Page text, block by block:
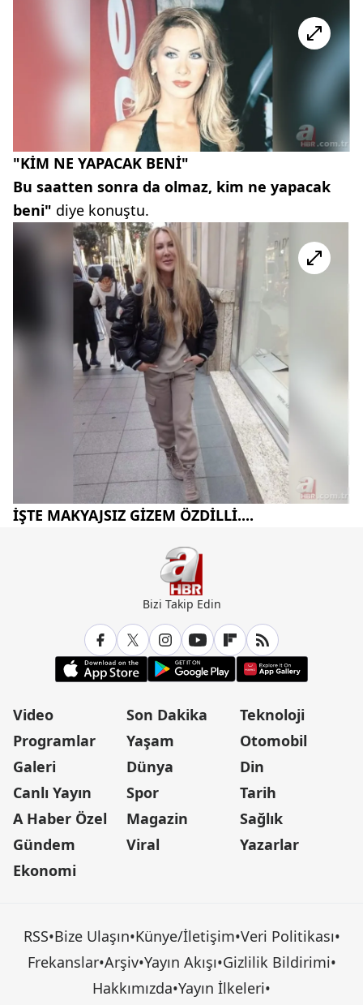
"KİM NE YAPACAK BENİ"
Bu saatten sonra da olmaz, kim ne yapacak
beni" diye konuştu.
İŞTE MAKYAJSIZ GİZEM ÖZDİLLİ....
Bizi Takip Edin
Video
Programlar
Galeri
Canlı Yayın
A Haber Özel
Gündem
Ekonomi
Son Dakika
Yaşam
Dünya
Spor
Magazin
Viral
Teknoloji
Otomobil
Din
Tarih
Sağlık
Yazarlar
RSS•Bize Ulaşın•Künye/İletişim•Veri Politikası•
Frekanslar•Arşiv•Yayın Akışı•Gizlilik Bildirimi•
Hakkımızda•Yayın İlkeleri•